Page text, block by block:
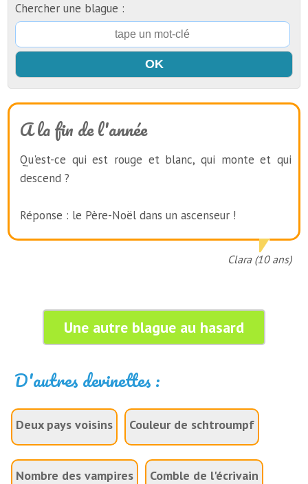
Chercher une blague :
A la fin de l'année
Qu'est-ce qui est rouge et blanc, qui monte et qui
descend ?
Réponse : le Père-Noël dans un ascenseur !
Clara (10 ans)
Une autre blague au hasard
D'autres devinettes :
Deux pays voisins Couleur de schtroumpf
Nombre des vampires Comble de l'écrivain